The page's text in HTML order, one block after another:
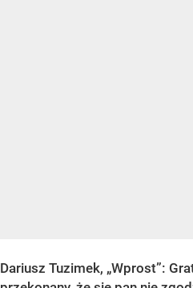
Dariusz Tuzimek, „Wprost”: